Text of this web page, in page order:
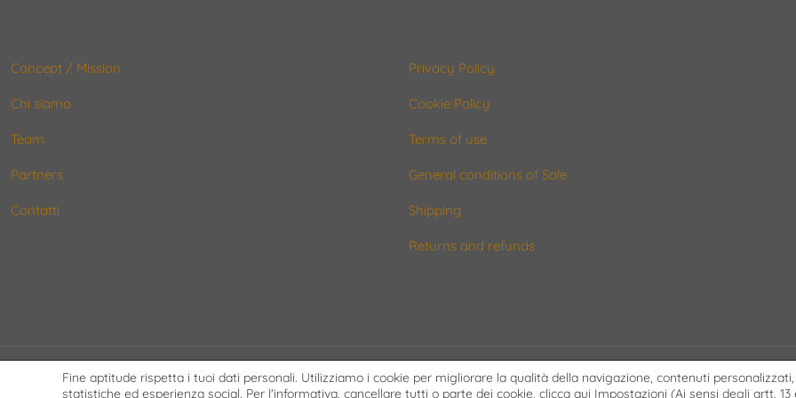
Concept / Mission
Chi siamo
Team
Partners
Contatti
Privacy Policy
Cookie Policy
Terms of use
General conditions of Sale
Shipping
Returns and refunds
© 2020 T&G srl | P.Iva 04231170756 | Mail - info@fineaptitude.it
Fine aptitude rispetta i tuoi dati personali. Utilizziamo i cookie per migliorare la qualità della navigazione, contenuti personalizzati,
statistiche ed esperienza social. Per l'informativa, cancellare tutti o parte dei cookie, clicca qui Impostazioni (Ai sensi degli artt. 13